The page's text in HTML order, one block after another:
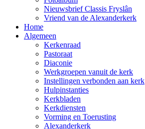
Nieuwsbrief Classis Fryslân
Vriend van de Alexanderkerk
Home
Algemeen
Kerkenraad
Pastoraat
Diaconie
Werkgroepen vanuit de kerk
Instellingen verbonden aan kerk
Hulpinstanties
Kerkbladen
Kerkdiensten
Vorming en Toerusting
Alexanderkerk